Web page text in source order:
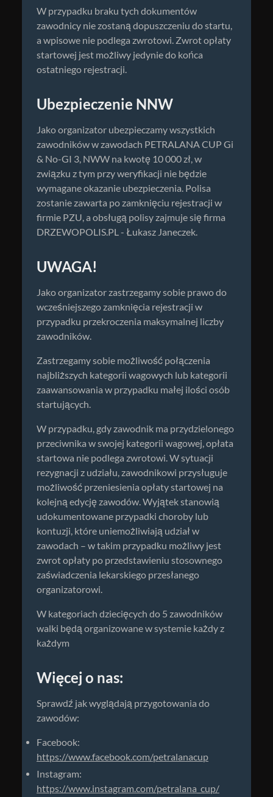
W przypadku braku tych dokumentów
zawodnicy nie zostaną dopuszczeniu do startu,
a wpisowe nie podlega zwrotowi. Zwrot opłaty
startowej jest możliwy jedynie do końca
ostatniego rejestracji.
Ubezpieczenie NNW
Jako organizator ubezpieczamy wszystkich
zawodników w zawodach PETRALANA CUP Gi
& No-GI 3, NWW na kwotę 10 000 zł, w
związku z tym przy weryfikacji nie będzie
wymagane okazanie ubezpieczenia. Polisa
zostanie zawarta po zamknięciu rejestracji w
firmie PZU, a obsługą polisy zajmuje się firma
DRZEWOPOLIS.PL - Łukasz Janeczek.
UWAGA!
Jako organizator zastrzegamy sobie prawo do
wcześniejszego zamknięcia rejestracji w
przypadku przekroczenia maksymalnej liczby
zawodników.
Zastrzegamy sobie możliwość połączenia
najbliższych kategorii wagowych lub kategorii
zaawansowania w przypadku małej ilości osób
startujących.
W przypadku, gdy zawodnik ma przydzielonego
przeciwnika w swojej kategorii wagowej, opłata
startowa nie podlega zwrotowi. W sytuacji
rezygnacji z udziału, zawodnikowi przysługuje
możliwość przeniesienia opłaty startowej na
kolejną edycję zawodów. Wyjątek stanowią
udokumentowane przypadki choroby lub
kontuzji, które uniemożliwiają udział w
zawodach – w takim przypadku możliwy jest
zwrot opłaty po przedstawieniu stosownego
zaświadczenia lekarskiego przesłanego
organizatorowi.
W kategoriach dziecięcych do 5 zawodników
walki będą organizowane w systemie każdy z
każdym
Więcej o nas:
Sprawdź jak wyglądają przygotowania do
zawodów:
Facebook:
https://www.facebook.com/petralanacup
Instagram:
https://www.instagram.com/petralana_cup/